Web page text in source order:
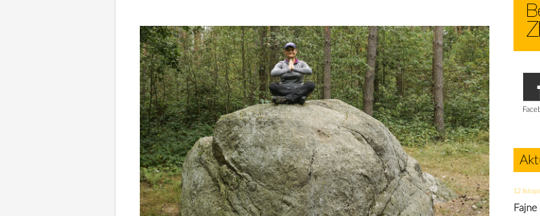
12
Fajne